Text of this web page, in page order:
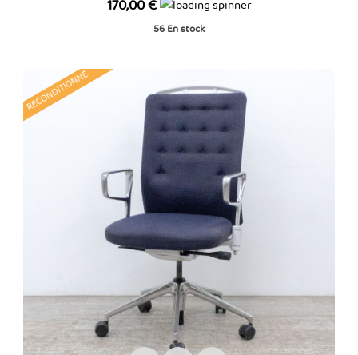
170,00 €
56 En stock
RECONDITIONNÉ